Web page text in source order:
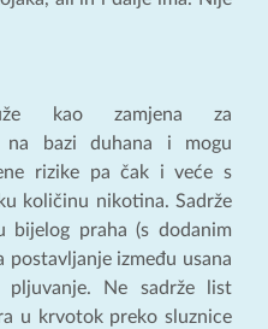
kao zamjena za
na bazi duhana i mogu
rizike pa čak i veće s
količinu nikotina. Sadrže
praha (s dodanim
postavljanje između usana
Ne sadrže list
u krvotok preko sluznice